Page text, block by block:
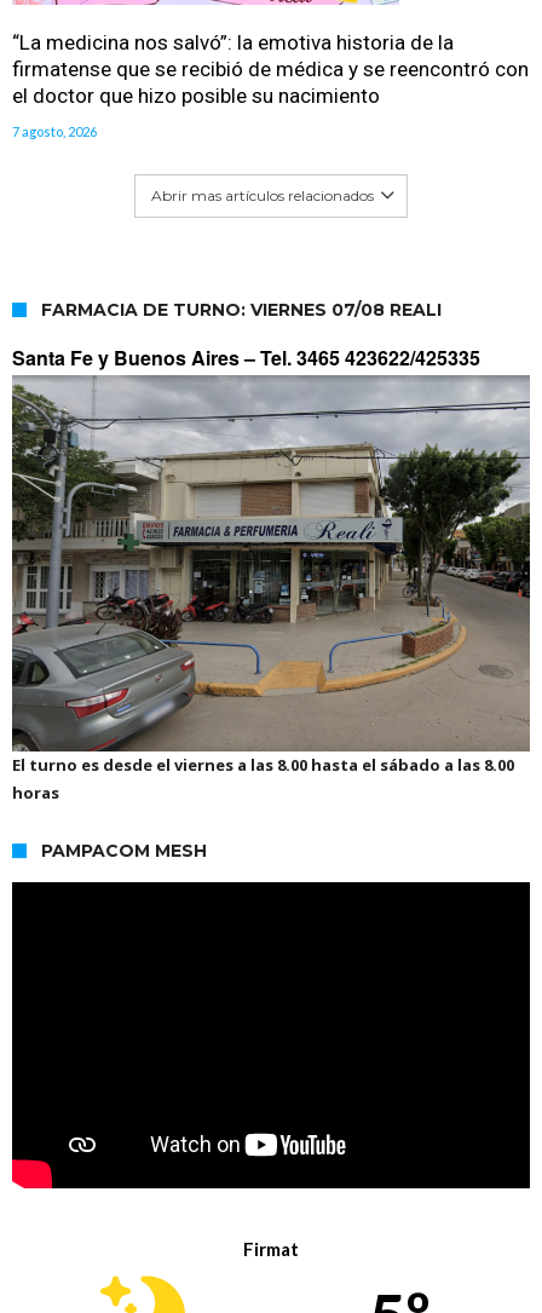
“La medicina nos salvó”: la emotiva historia de la
firmatense que se recibió de médica y se reencontró con
el doctor que hizo posible su nacimiento
7 agosto, 2026
Abrir mas artículos relacionados
FARMACIA DE TURNO: VIERNES 07/08 REALI
Santa Fe y Buenos Aires –Tel. 3465 423622/425335
El turno es desde el viernes a las 8.00 hasta el sábado a las 8.00
horas
PAMPACOM MESH
Firmat